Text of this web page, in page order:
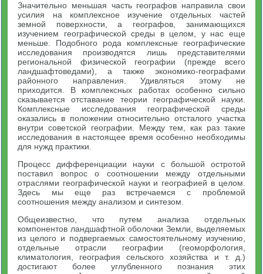
Значительно меньшая часть географов направила свои
усилия на комплексное изучение отдельных частей
земной поверхности, а географов, занимающихся
изучением географической среды в целом, у нас еще
меньше. Подобного рода комплексные географические
исследования производятся лишь представителями
региональной физической географии (прежде всего
ландшафтоведами), а также экономико-географами
районного направления. Удивляться этому не
приходится. В комплексных работах особенно сильно
сказывается отставание теории географической науки.
Комплексные исследования географической среды
оказались в положении относительно отсталого участка
внутри советской географии. Между тем, как раз такие
исследования в настоящее время особенно необходимы
для нужд практики.
Процесс дифференциации науки с большой остротой
поставил вопрос о соотношении между отдельными
отраслями географической науки и географией в целом.
Здесь мы еще раз встречаемся с проблемой
соотношения между анализом и синтезом.
Общеизвестно, что путем анализа отдельных
компонентов ландшафтной оболочки Земли, выделяемых
из целого и подвергаемых самостоятельному изучению,
отдельные отрасли географии (геоморфология,
климатология, география сельского хозяйства и т. д.)
достигают более углубленного познания этих